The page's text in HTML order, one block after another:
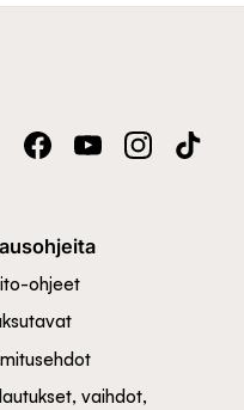
FacebookYouTubeInstagramTikTok
ohjeet
vaihdot,